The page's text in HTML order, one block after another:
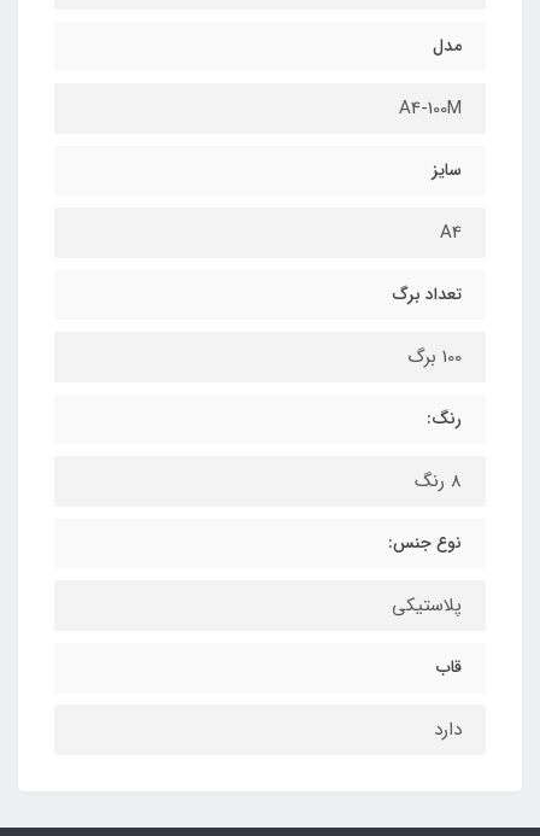
مدل
A4-100M
سایز
A4
تعداد برگ
100 برگ
رنگ:
8 رنگ
نوع جنس:
پلاستیکی
قاب
دارد